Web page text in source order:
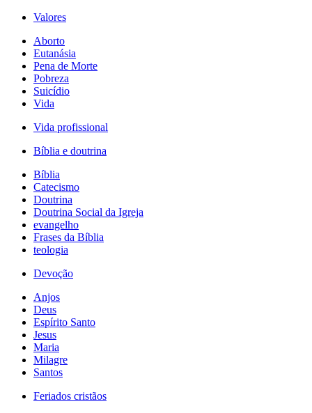
Valores
Aborto
Eutanásia
Pena de Morte
Pobreza
Suicídio
Vida
Vida profissional
Bíblia e doutrina
Bíblia
Catecismo
Doutrina
Doutrina Social da Igreja
evangelho
Frases da Bíblia
teologia
Devoção
Anjos
Deus
Espírito Santo
Jesus
Maria
Milagre
Santos
Feriados cristãos